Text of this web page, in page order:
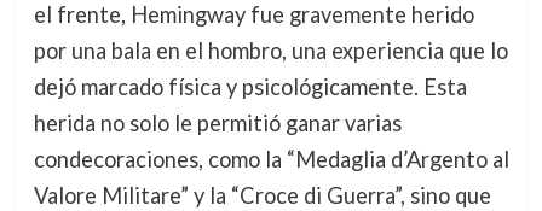
el frente, Hemingway fue gravemente herido
por una bala en el hombro, una experiencia que lo
dejó marcado física y psicológicamente. Esta
herida no solo le permitió ganar varias
condecoraciones, como la “Medaglia d’Argento al
Valore Militare” y la “Croce di Guerra”, sino que